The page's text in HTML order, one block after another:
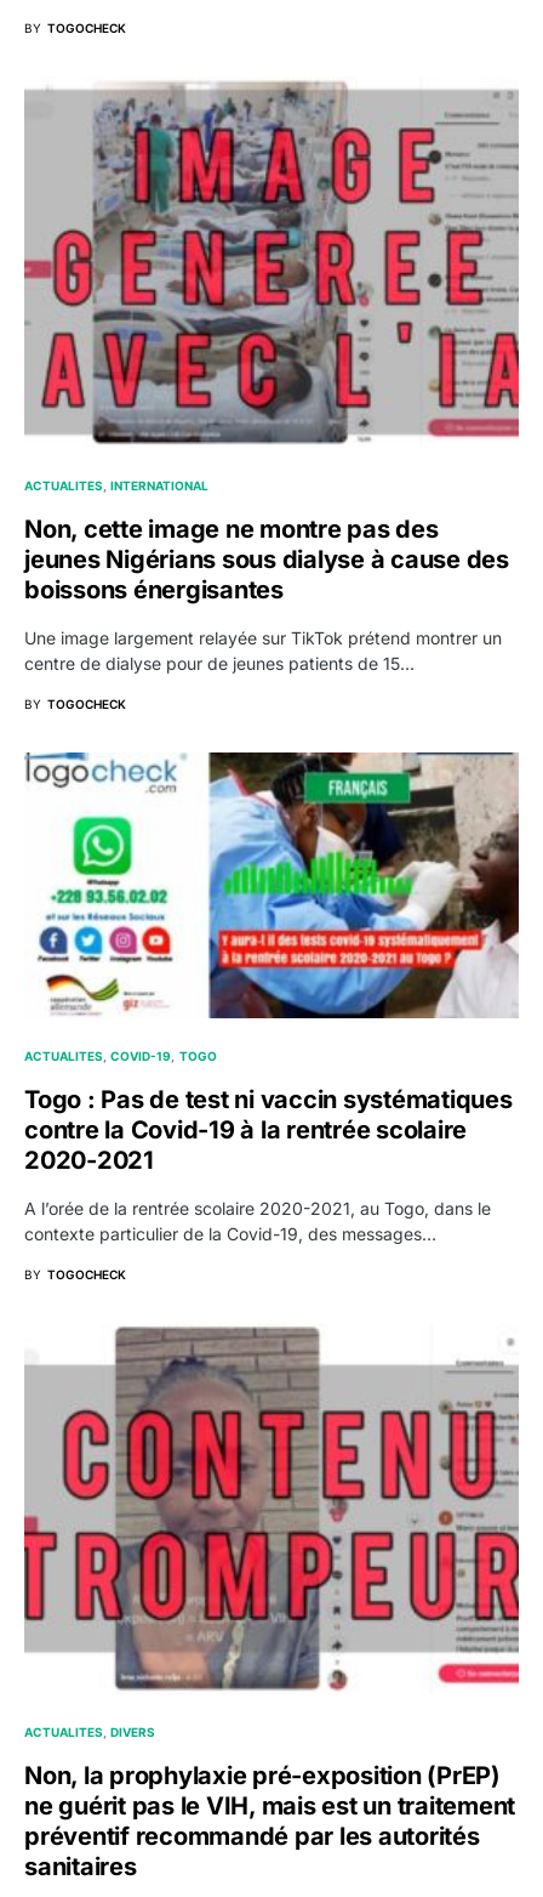
BY TOGOCHECK
ACTUALITES INTERNATIONAL
Non, cette image ne montre pas des
jeunes Nigérians sous dialyse à cause des
boissons énergisantes
Une image largement relayée sur TikTok prétend montrer un
centre de dialyse pour de jeunes patients de 15…
BY TOGOCHECK
ACTUALITES COVID-19 TOGO
Togo : Pas de test ni vaccin systématiques
contre la Covid-19 à la rentrée scolaire
2020-2021
A l’orée de la rentrée scolaire 2020-2021, au Togo, dans le
contexte particulier de la Covid-19, des messages…
BY TOGOCHECK
ACTUALITES DIVERS
Non, la prophylaxie pré-exposition (PrEP)
ne guérit pas le VIH, mais est un traitement
préventif recommandé par les autorités
sanitaires